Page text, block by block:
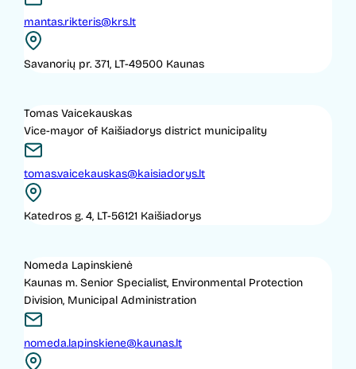
mantas.rikteris@krs.lt
Savanorių pr. 371, LT-49500 Kaunas
Tomas Vaicekauskas
Vice-mayor of Kaišiadorys district municipality
tomas.vaicekauskas@kaisiadorys.lt
Katedros g. 4, LT-56121 Kaišiadorys
Nomeda Lapinskienė
Kaunas m. Senior Specialist, Environmental Protection
Division, Municipal Administration
nomeda.lapinskiene@kaunas.lt